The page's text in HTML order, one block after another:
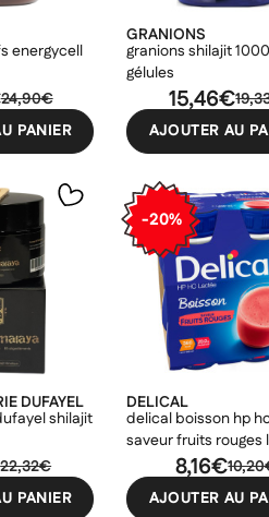
energycell
24,90€
PANIER
GRANIONS
granions shilajit
gélules
15,46€
AJOUTER AU
DUFAYEL
shilajit
22,32€
PANIER
-20%
DELICAL
delical boisson hp
saveur fruits rouges
4x200ml8,16€
AJOUTER AU